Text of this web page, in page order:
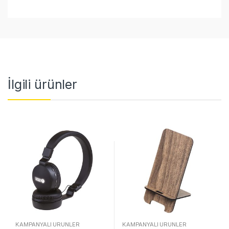
İlgili ürünler
KAMPANYALI ÜRÜNLER KAMPANYALI ÜRÜNLER